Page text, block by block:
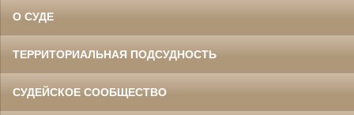
О СУДЕ
ТЕРРИТОРИАЛЬНАЯ ПОДСУДНОСТЬ
СУДЕЙСКОЕ СООБЩЕСТВО